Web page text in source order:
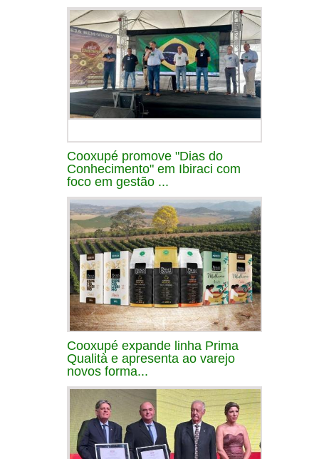
Cooxupé promove "Dias do
Conhecimento" em Ibiraci com
foco em gestão ...
Cooxupé expande linha Prima
Qualità e apresenta ao varejo
novos forma...